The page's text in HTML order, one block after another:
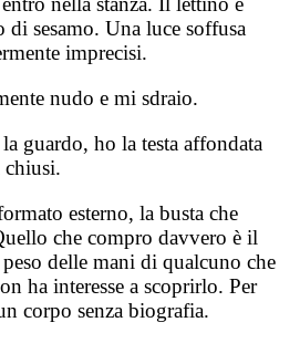
di sesamo. Una luce soffusa
imprecisi.
nudo e mi sdraio.
guardo, ho la testa affondata
chiusi.
esterno, la busta che
che compro davvero è il
delle mani di qualcuno che
ha interesse a scoprirlo. Per
corpo senza biografia.